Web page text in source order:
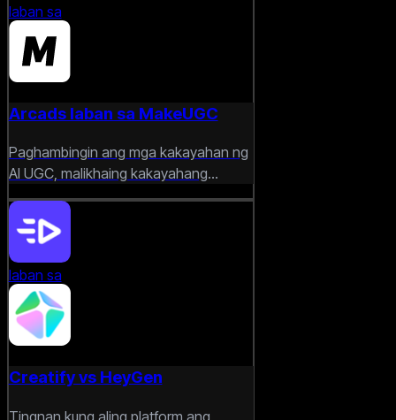
laban sa
Arcads laban sa MakeUGC
Paghambingin ang mga kakayahan ng
AI UGC, malikhaing kakayahang
umangkop, at mga daloy ng trabaho
para sa nasusukat na video
advertising.
laban sa
Creatify vs HeyGen
Tingnan kung aling platform ang